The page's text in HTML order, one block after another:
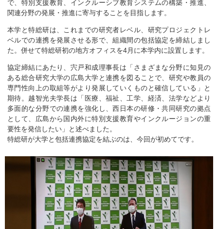
で、特別支援教育、インクルーシブ教育システムの構築・推進、
関連分野の発展・推進に寄与することを目指します。
本学と特総研は、これまでの研究者レベル、研究プロジェクトレ
ベルでの連携を発展させる形で、組織間の包括協定を締結しまし
た。併せて特総研初の地方オフィスを4月に本学内に設置します。
協定締結にあたり、宍戸和成理事長は「さまざまな分野に知見の
ある総合研究大学の広島大学と連携を図ることで、研究や教員の
専門性向上の取組等がより発展していくものと確信している」と
期待。越智光夫学長は「医療、福祉、工学、経済、法学などより
多面的な分野での連携を強化し、西日本の研修・共同研究の拠点
として、広島から国内外に特別支援教育やインクルージョンの重
要性を発信したい」と述べました。
特総研が大学と包括連携協定を結ぶのは、今回が初めてです。